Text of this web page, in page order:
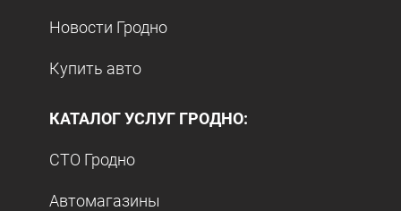
Новости Гродно
Купить авто
КАТАЛОГ УСЛУГ ГРОДНО:
СТО Гродно
Автомагазины